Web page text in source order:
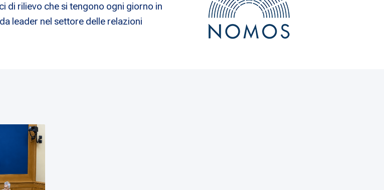
di rilievo che si tengono ogni giorno in
leader nel settore delle relazioni